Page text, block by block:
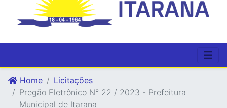
Home
Licitações
Pregão Eletrônico N° 22 / 2023 - Prefeitura
Municipal de Itarana